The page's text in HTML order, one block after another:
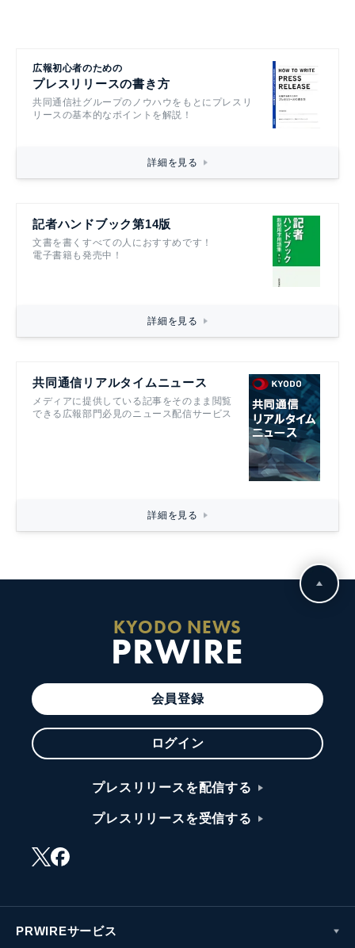
広報初心者のための
プレスリリースの書き方
共同通信社グループのノウハウをもとにプレスリ
リースの基本的なポイントを解説！
詳細を見る
記者ハンドブック第14版
文書を書くすべての人におすすめです！
電子書籍も発売中！
詳細を見る
共同通信リアルタイムニュース
メディアに提供している記事をそのまま閲覧
できる広報部門必見のニュース配信サービス
詳細を見る
KYODO NEWS
PRWIRE
会員登録
ログイン
プレスリリースを配信する
プレスリリースを受信する
PRWIREサービス